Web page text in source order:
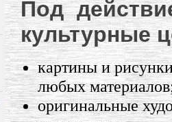
Под
культурные
картины и
любых
оригинальные